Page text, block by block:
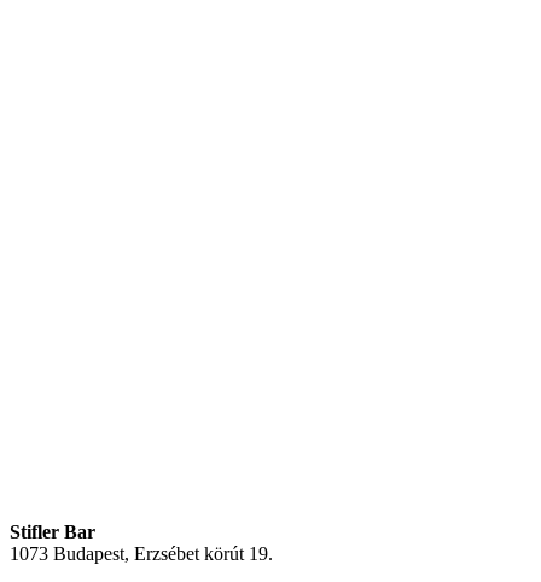
Stifler Bar
1073 Budapest, Erzsébet körút 19.